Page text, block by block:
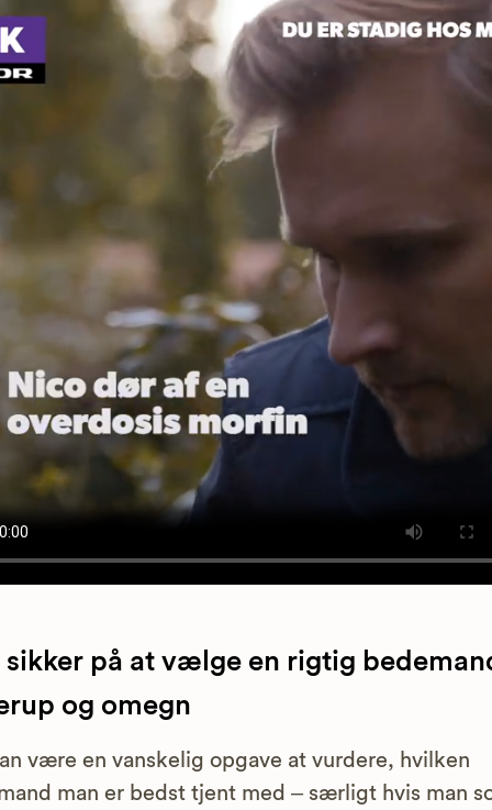
på at vælge en rigtig
og omegn
være en vanskelig opgave at vurdere, hvilken
man er bedst tjent med – særligt hvis man